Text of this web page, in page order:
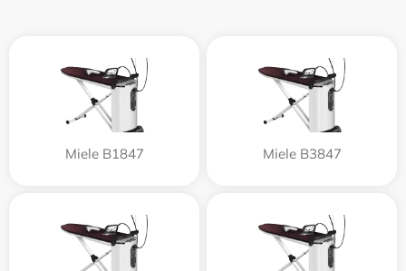
Miele B1847 Miele B3847